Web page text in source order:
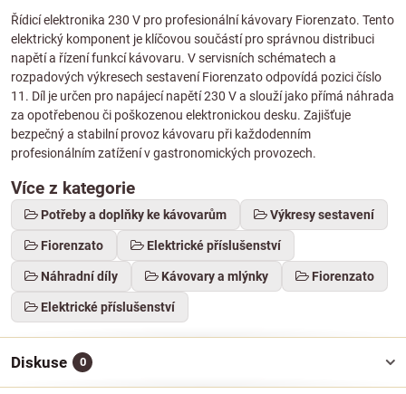
Řídicí elektronika 230 V pro profesionální kávovary Fiorenzato. Tento
elektrický komponent je klíčovou součástí pro správnou distribuci
napětí a řízení funkcí kávovaru. V servisních schématech a
rozpadových výkresech sestavení Fiorenzato odpovídá pozici číslo
11. Díl je určen pro napájecí napětí 230 V a slouží jako přímá náhrada
za opotřebenou či poškozenou elektronickou desku. Zajišťuje
bezpečný a stabilní provoz kávovaru při každodenním
profesionálním zatížení v gastronomických provozech.
Více z kategorie
Potřeby a doplňky ke kávovarům Výkresy sestavení
Fiorenzato Elektrické příslušenství
Náhradní díly Kávovary a mlýnky Fiorenzato
Elektrické příslušenství
Diskuse 0